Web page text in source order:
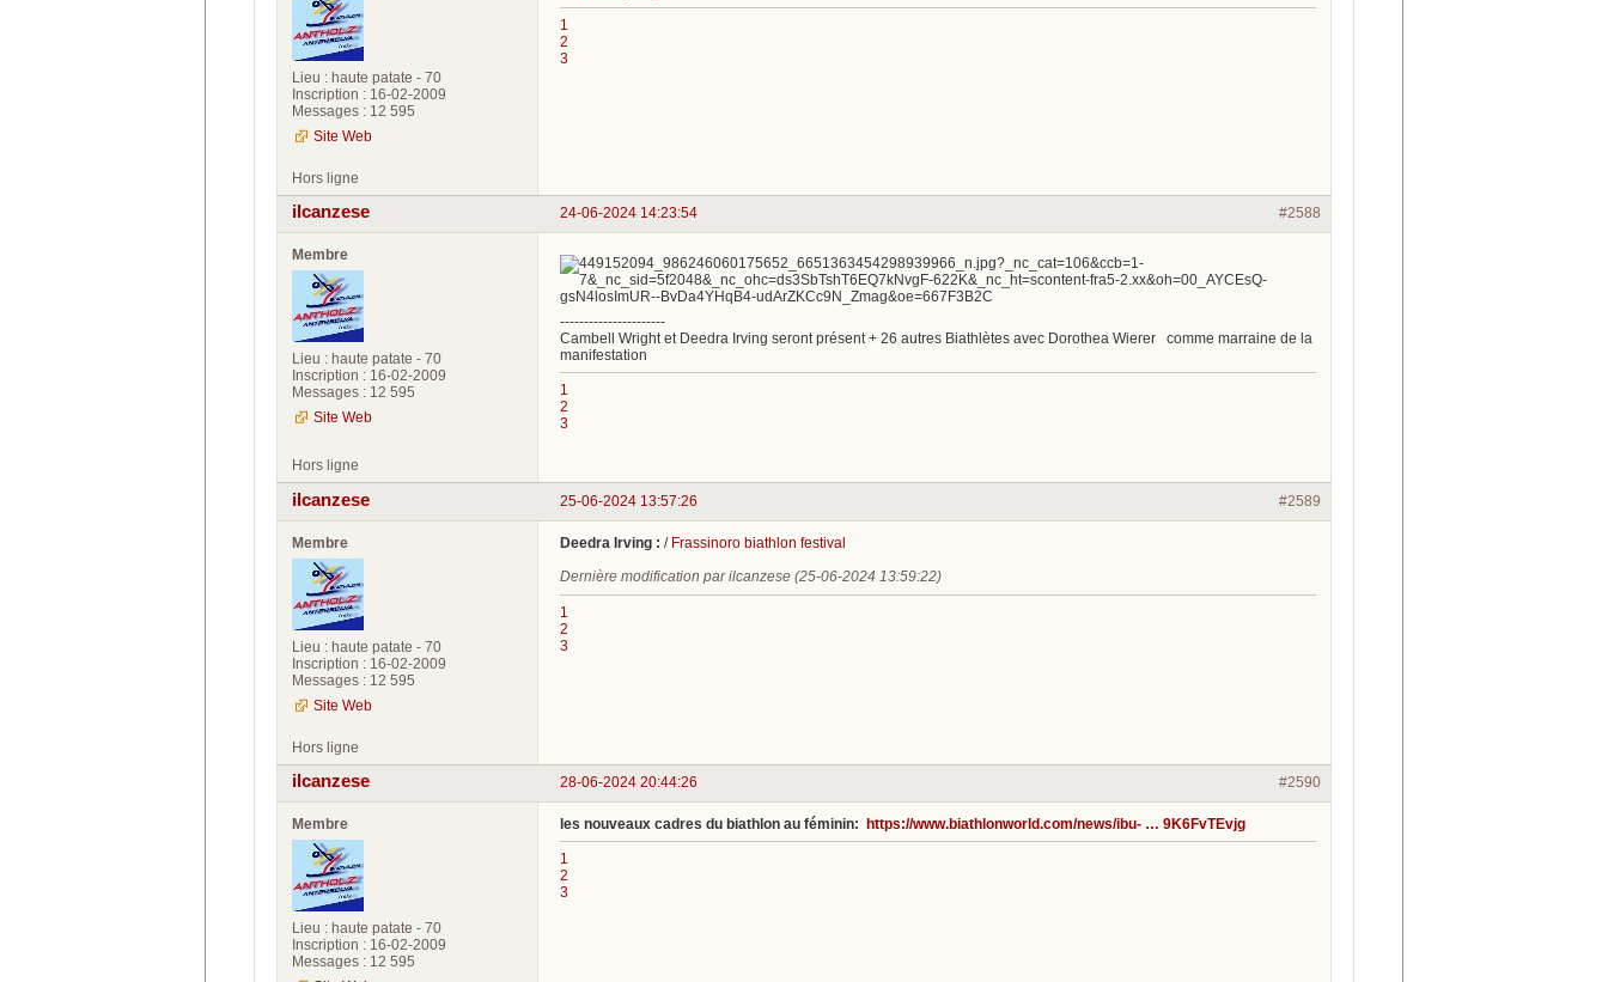
Lieu : haute patate - 70
Inscription : 16-02-2009
Messages : 12 595
Site Web
1
2
3
Hors ligne
#2588
24-06-2024 14:23:54
ilcanzese
Membre
Lieu : haute patate - 70
Inscription : 16-02-2009
Messages : 12 595
Site Web
----------------------
Cambell Wright et Deedra Irving seront présent + 26 autres Biathlètes avec Dorothea Wierer comme marraine de la
manifestation
1
2
3
Hors ligne
#2589
25-06-2024 13:57:26
ilcanzese
Membre
Lieu : haute patate - 70
Inscription : 16-02-2009
Messages : 12 595
Site Web
Deedra Irving : / Frassinoro biathlon festival
Dernière modification par ilcanzese (25-06-2024 13:59:22)
1
2
3
Hors ligne
#2590
28-06-2024 20:44:26
ilcanzese
Membre
Lieu : haute patate - 70
Inscription : 16-02-2009
Messages : 12 595
les nouveaux cadres du biathlon au féminin: https://www.biathlonworld.com/news/ibu- … 9K6FvTEvjg
1
2
3